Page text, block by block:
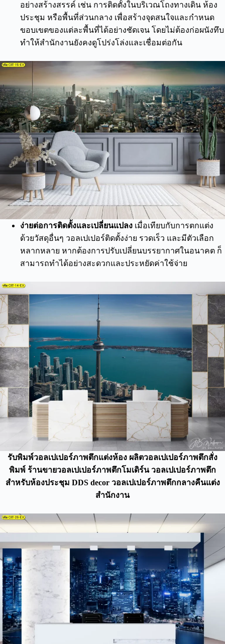
อย่างสร้างสรรค์ เช่น การติดตั้งในบริเวณโถงทางเดิน ห้อง
ประชุม หรือพื้นที่ส่วนกลาง เพื่อสร้างจุดสนใจและกำหนด
ขอบเขตของแต่ละพื้นที่ได้อย่างชัดเจน โดยไม่ต้องก่อผนังทึบ
ทำให้สำนักงานยังคงดูโปร่งโล่งและเชื่อมต่อกัน
ง่ายต่อการติดตั้งและเปลี่ยนแปลง เมื่อเทียบกับการตกแต่ง
ด้วยวัสดุอื่นๆ วอลเปเปอร์ติดตั้งง่าย รวดเร็ว และมีตัวเลือก
หลากหลาย หากต้องการปรับเปลี่ยนบรรยากาศในอนาคต ก็
สามารถทำได้อย่างสะดวกและประหยัดค่าใช้จ่าย
รับพิมพ์วอลเปเปอร์ภาพตึกแต่งห้อง ผลิตวอลเปเปอร์ภาพตึกสั่ง
พิมพ์ ร้านขายวอลเปเปอร์ภาพตึกโมเดิร์น วอลเปเปอร์ภาพตึก
สำหรับห้องประชุม DDS decor วอลเปเปอร์ภาพตึกกลางคืนแต่ง
สำนักงาน